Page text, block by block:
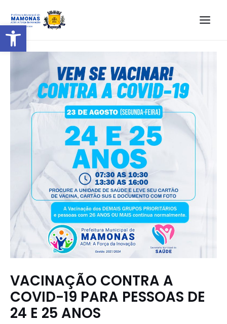
Barra de Ferramentas Aberta
VACINAÇÃO CONTRA A
COVID-19 PARA PESSOAS DE
24 E 25 ANOS